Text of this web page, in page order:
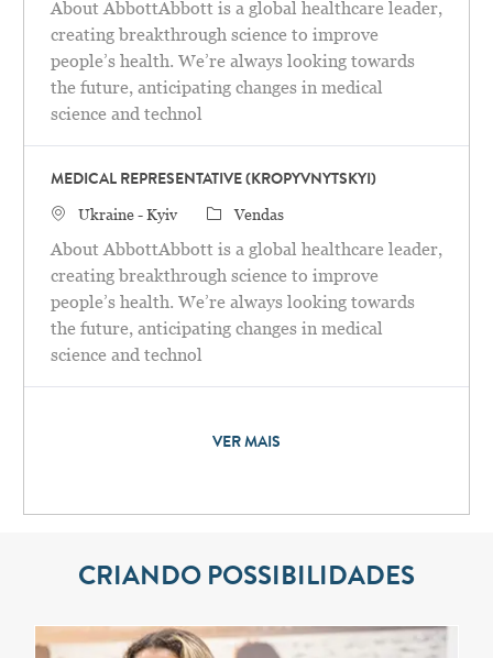
About AbbottAbbott is a global healthcare leader,
creating breakthrough science to improve
people’s health. We’re always looking towards
the future, anticipating changes in medical
science and technol
MEDICAL REPRESENTATIVE (KROPYVNYTSKYI)
Localização
Ukraine - Kyiv Categoria
Vendas
About AbbottAbbott is a global healthcare leader,
creating breakthrough science to improve
people’s health. We’re always looking towards
the future, anticipating changes in medical
science and technol
VER MAIS
CRIANDO POSSIBILIDADES